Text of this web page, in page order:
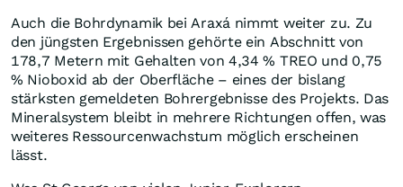
Auch die Bohrdynamik bei Araxá nimmt weiter zu. Zu
den jüngsten Ergebnissen gehörte ein Abschnitt von
178,7 Metern mit Gehalten von 4,34 % TREO und 0,75
% Nioboxid ab der Oberfläche – eines der bislang
stärksten gemeldeten Bohrergebnisse des Projekts. Das
Mineralsystem bleibt in mehrere Richtungen offen, was
weiteres Ressourcenwachstum möglich erscheinen
lässt.